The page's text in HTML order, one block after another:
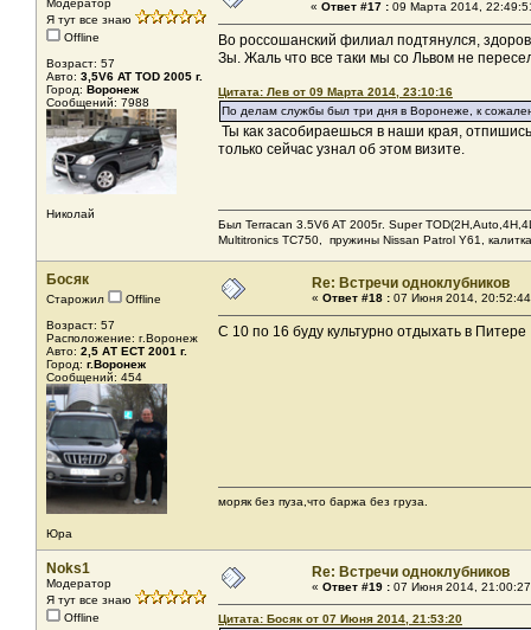
Модератор
Я тут все знаю
Offline
Возраст: 57
Авто: 3,5V6 AT TOD 2005 г.
Город: Воронеж
Сообщений: 7988
Николай
« Ответ #17 : 09 Марта 2014,
Во россошанский филиал подтянулся,
Зы. Жаль что все таки мы со Львом не
Цитата: Лев от 09 Марта 2014, 23:10:16
По делам службы был три дня в Воронеже, к
Ты как засобираешься в наши края,
только сейчас узнал об этом визите.
Был Terracan 3.5V6 AT 2005г. Super
Мultitronics TC750, пружины Nissan Patrol Y61, калитка
Босяк
Старожил
Offline
Возраст: 57
Расположение: г.Воронеж
Авто: 2,5 АТ ЕСТ 2001 г.
Город: г.Воронеж
Сообщений: 454
Юра
Re: Встречи одноклубников
« Ответ #18 : 07 Июня 2014,
С 10 по 16 буду культурно отдыхать в
моряк без пуза,что баржа без груза.
Noks1
Модератор
Я тут все знаю
Offline
Re: Встречи одноклубников
« Ответ #19 : 07 Июня 2014,
Цитата: Босяк от 07 Июня 2014, 21:53:20